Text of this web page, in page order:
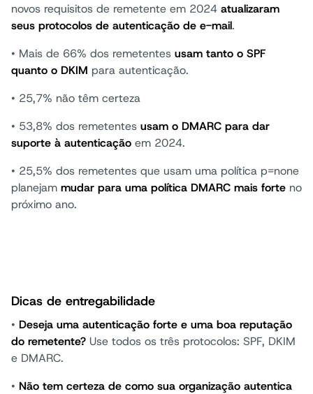
novos requisitos de remetente em 2024 atualizaram
seus protocolos de autenticação de e-mail.
• Mais de 66% dos remetentes usam tanto o SPF
quanto o DKIM para autenticação.
• 25,7% não têm certeza
• 53,8% dos remetentes usam o DMARC para dar
suporte à autenticação em 2024.
• 25,5% dos remetentes que usam uma política p=none
planejam mudar para uma política DMARC mais forte no
próximo ano.
Dicas de entregabilidade
• Deseja uma autenticação forte e uma boa reputação
do remetente? Use todos os três protocolos: SPF, DKIM
e DMARC.
• Não tem certeza de como sua organização autentica